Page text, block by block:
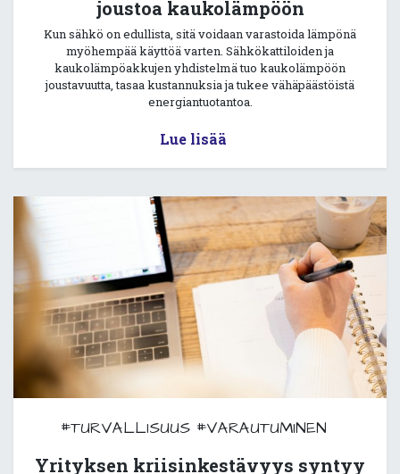
joustoa kaukolämpöön
Kun sähkö on edullista, sitä voidaan varastoida lämpönä
myöhempää käyttöä varten. Sähkökattiloiden ja
kaukolämpöakkujen yhdistelmä tuo kaukolämpöön
joustavuutta, tasaa kustannuksia ja tukee vähäpäästöistä
energiantuotantoa.
Lue lisää
#TURVALLISUUS #VARAUTUMINEN
Yrityksen kriisinkestävyys syntyy